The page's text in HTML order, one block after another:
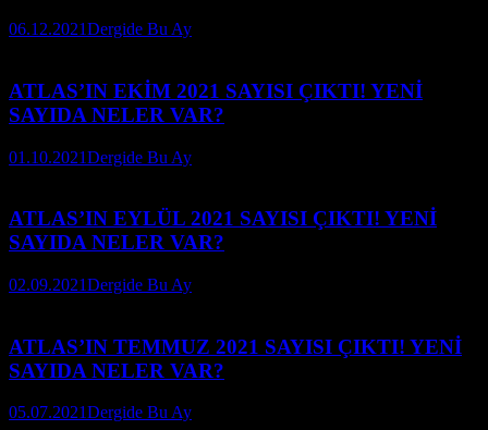
06.12.2021Dergide Bu Ay
ATLAS’IN EKİM 2021 SAYISI ÇIKTI! YENİ
SAYIDA NELER VAR?
01.10.2021Dergide Bu Ay
ATLAS’IN EYLÜL 2021 SAYISI ÇIKTI! YENİ
SAYIDA NELER VAR?
02.09.2021Dergide Bu Ay
ATLAS’IN TEMMUZ 2021 SAYISI ÇIKTI! YENİ
SAYIDA NELER VAR?
05.07.2021Dergide Bu Ay